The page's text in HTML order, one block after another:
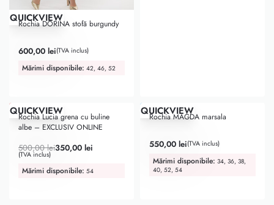
QUICKVIEW
Rochia DORINA stofă burgundy
Evaluat la 5.00din 5
600,00 lei(TVA inclus)
Mărimi disponibile: 42, 46, 52
-30% OFF
QUICKVIEW
Rochia Lucia grena cu buline
albe – EXCLUSIV ONLINE
500,00lei350,00 lei
(TVA inclus)
Mărimi disponibile: 54
Top Favorite
QUICKVIEW
Rochia MAGDA marsala
Evaluat la 5.00din 5
550,00 lei(TVA inclus)
Mărimi disponibile: 34, 36, 38,
40, 52, 54